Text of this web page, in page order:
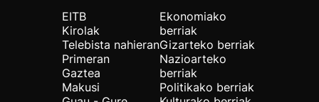
EITB
Kirolak
Telebista nahieran
Primeran
Gaztea
Makusi
Ekonomiako
berriak
Gizarteko berriak
Nazioarteko
berriak
Politikako berriak